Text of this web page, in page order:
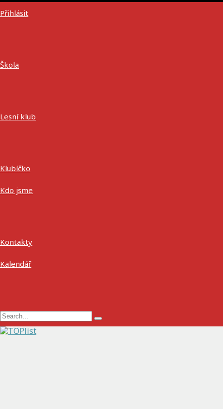
Přihlásit
Škola
Lesní klub
Klubíčko
Kdo jsme
Kontakty
Kalendář